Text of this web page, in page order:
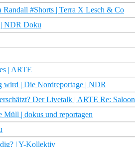
#Shorts | Terra X Lesch & Co
NDR Doku
| ARTE
wird | Die Nordreportage | NDR
Der Livetalk | ARTE Re: Saloon
Müll | dokus und reportagen
| Y-Kollektiv